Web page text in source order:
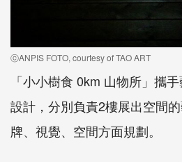
ⓒANPIS FOTO, courtesy of TAO ART
「小小樹食 0km 山物所」攜
設計，分別負責2樓展出空間
牌、視覺、空間方面規劃。